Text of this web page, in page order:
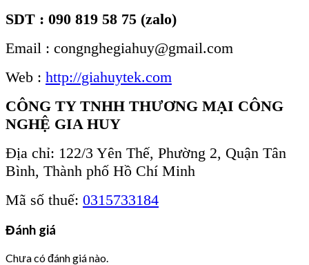
SDT : 090 819 58 75 (zalo)
Email : congnghegiahuy@gmail.com
Web : http://giahuytek.com
CÔNG TY TNHH THƯƠNG MẠI CÔNG
NGHỆ GIA HUY
Địa chỉ: 122/3 Yên Thế, Phường 2, Quận Tân
Bình, Thành phố Hồ Chí Minh
Mã số thuế: 0315733184
Đánh giá
Chưa có đánh giá nào.